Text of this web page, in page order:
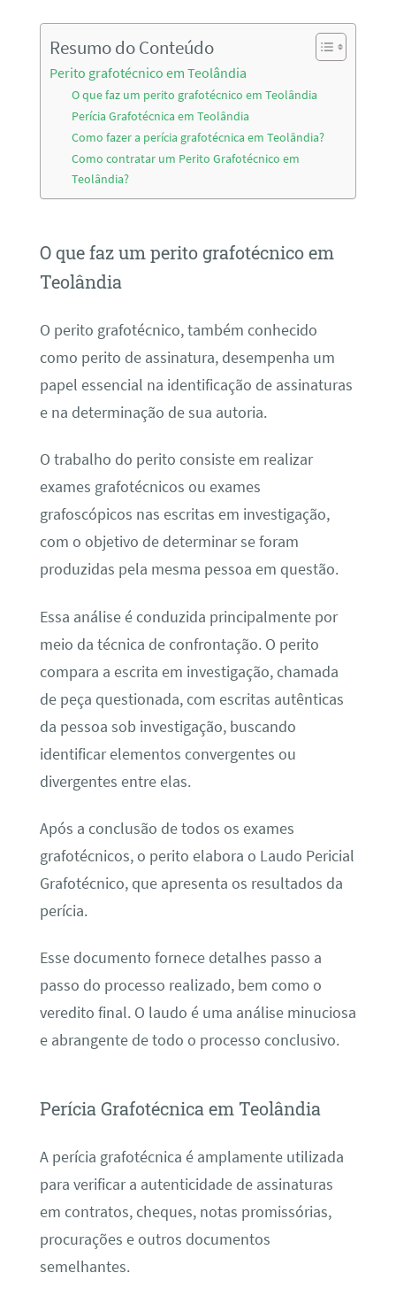
Resumo do Conteúdo
Perito grafotécnico em Teolândia
O que faz um perito grafotécnico em Teolândia
Perícia Grafotécnica em Teolândia
Como fazer a perícia grafotécnica em Teolândia?
Como contratar um Perito Grafotécnico em
Teolândia?
O que faz um perito grafotécnico em
Teolândia
O perito grafotécnico, também conhecido
como perito de assinatura, desempenha um
papel essencial na identificação de assinaturas
e na determinação de sua autoria.
O trabalho do perito consiste em realizar
exames grafotécnicos ou exames
grafoscópicos nas escritas em investigação,
com o objetivo de determinar se foram
produzidas pela mesma pessoa em questão.
Essa análise é conduzida principalmente por
meio da técnica de confrontação. O perito
compara a escrita em investigação, chamada
de peça questionada, com escritas autênticas
da pessoa sob investigação, buscando
identificar elementos convergentes ou
divergentes entre elas.
Após a conclusão de todos os exames
grafotécnicos, o perito elabora o Laudo Pericial
Grafotécnico, que apresenta os resultados da
perícia.
Esse documento fornece detalhes passo a
passo do processo realizado, bem como o
veredito final. O laudo é uma análise minuciosa
e abrangente de todo o processo conclusivo.
Perícia Grafotécnica em Teolândia
A perícia grafotécnica é amplamente utilizada
para verificar a autenticidade de assinaturas
em contratos, cheques, notas promissórias,
procurações e outros documentos
semelhantes.